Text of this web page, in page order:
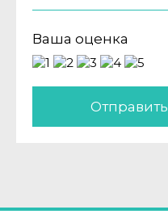
Ваша оценка
Отправить